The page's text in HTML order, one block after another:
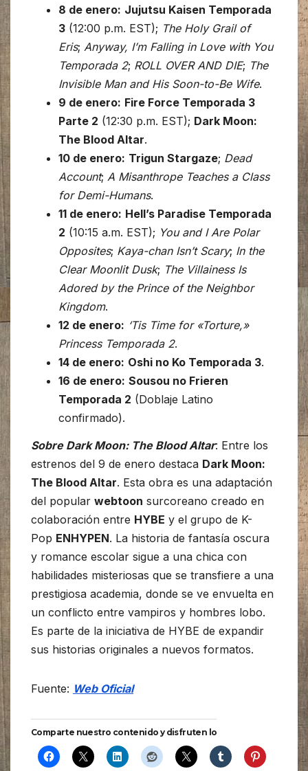
8 de enero: Jujutsu Kaisen Temporada
3 (12:00 p.m. EST); The Holy Grail of
Eris; Anyway, I’m Falling in Love with You
Temporada 2; ROLL OVER AND DIE; The
Invisible Man and His Soon-to-Be Wife.
9 de enero: Fire Force Temporada 3
Parte 2 (12:30 p.m. EST); Dark Moon:
The Blood Altar.
10 de enero: Trigun Stargaze; Dead
Account; A Misanthrope Teaches a Class
for Demi-Humans.
11 de enero: Hell’s Paradise Temporada
2 (10:15 a.m. EST); You and I Are Polar
Opposites; Kaya-chan Isn’t Scary; In the
Clear Moonlit Dusk; The Villainess Is
Adored by the Prince of the Neighbor
Kingdom.
12 de enero: ‘Tis Time for «Torture,»
Princess Temporada 2.
14 de enero: Oshi no Ko Temporada 3.
16 de enero: Sousou no Frieren
Temporada 2 (Doblaje Latino
confirmado).
Sobre Dark Moon: The Blood Altar: Entre los
estrenos del 9 de enero destaca Dark Moon:
The Blood Altar. Esta obra es una adaptación
del popular webtoon surcoreano creado en
colaboración entre HYBE y el grupo de K-
Pop ENHYPEN. La historia de fantasía oscura
y romance escolar sigue a una chica con
habilidades misteriosas que se transfiere a una
prestigiosa academia, donde se ve envuelta en
un conflicto entre vampiros y hombres lobo.
Es parte de la iniciativa de HYBE de expandir
sus historias originales a nuevos formatos.
Fuente: Web Oficial
Comparte nuestro contenido y disfruten lo